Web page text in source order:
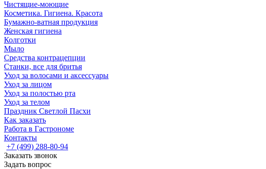
Чистящие-моющие
Косметика. Гигиена. Красота
Бумажно-ватная продукция
Женская гигиена
Колготки
Мыло
Средства контрацепции
Станки, все для бритья
Уход за волосами и аксессуары
Уход за лицом
Уход за полостью рта
Уход за телом
Праздник Светлой Пасхи
Как заказать
Работа в Гастрономе
Контакты
+7 (499) 288-80-94
Заказать звонок
Задать вопрос